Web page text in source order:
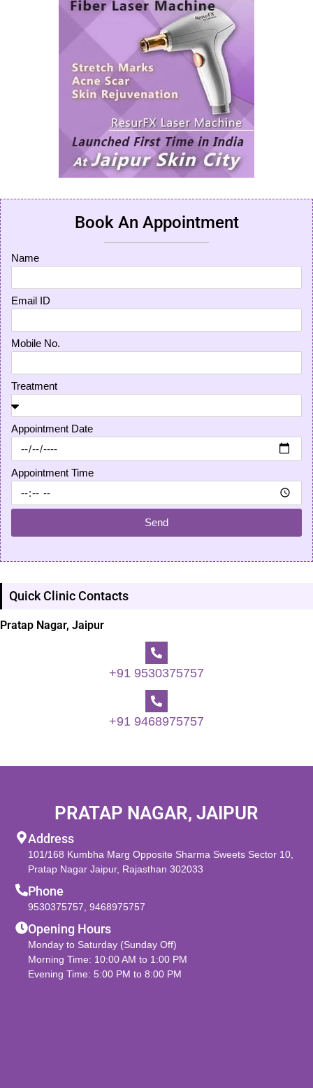
Book An Appointment
Name
Email ID
Mobile No.
Treatment
Appointment Date
Appointment Time
Send
Quick Clinic Contacts
Pratap Nagar, Jaipur
+91 9530375757
+91 9468975757
PRATAP NAGAR, JAIPUR
Address
101/168 Kumbha Marg Opposite Sharma Sweets Sector 10,
Pratap Nagar Jaipur, Rajasthan 302033
Phone
9530375757 ,9468975757
Opening Hours
Monday to Saturday (Sunday Off)
Morning Time: 10:00 AM to 1:00 PM
Evening Time: 5:00 PM to 8:00 PM